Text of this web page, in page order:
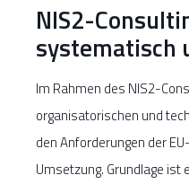
NIS2-
systematisch
Im Rahmen des NIS2-
organisatorischen und
den Anforderungen der
Umsetzung. Grundlage